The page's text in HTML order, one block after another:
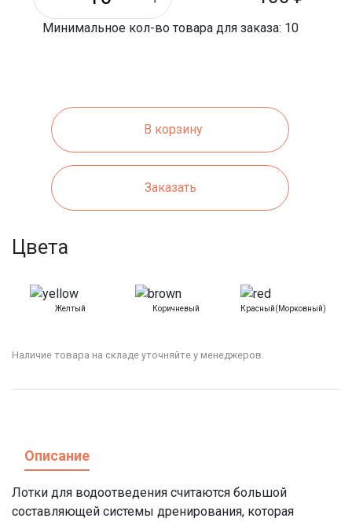
Минимальное кол-во товара для заказа: 10
В корзину
Заказать
Цвета
Желтый Коричневый Красный(морковный)
Наличие товара на складе уточняйте у менеджеров.
Описание
Лотки для водоотведения считаются большой
составляющей системы дренирования, которая